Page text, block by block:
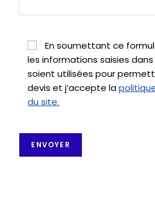
En soumettant ce
les informations saisies
soient utilisées pour
devis et j’accepte la
du site.